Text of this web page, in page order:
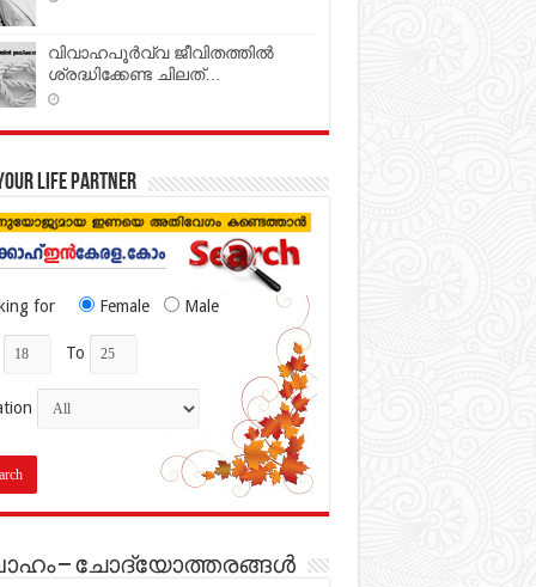
വിവാഹപൂര്‍വ്വ ജീവിതത്തില്‍
ശ്രദ്ധിക്കേണ്ട ചിലത്…
life partner
for Female Male
To
– ചോദ്യോത്തരങ്ങൾ